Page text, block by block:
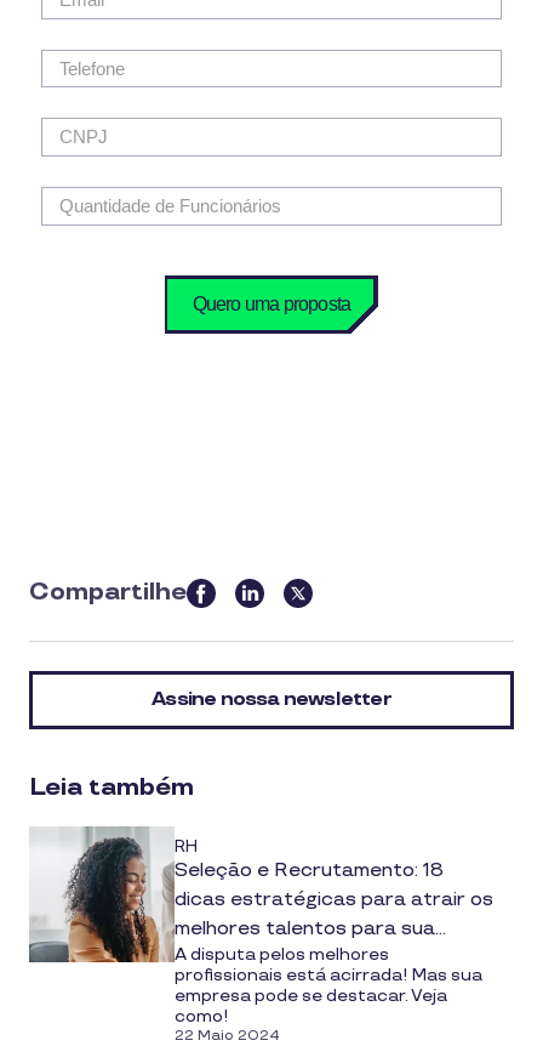
Compartilhe
this
article
on
Assine nossa newsletter
Leia também
RH
Seleção e Recrutamento: 18
dicas estratégicas para atrair os
melhores talentos para sua
empresa
A disputa pelos melhores
profissionais está acirrada! Mas sua
empresa pode se destacar. Veja
como!
22 Maio 2024